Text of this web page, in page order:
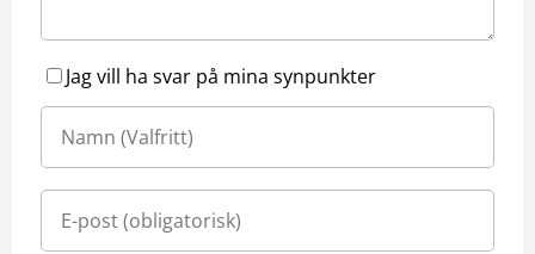
Jag vill ha svar på mina synpunkter